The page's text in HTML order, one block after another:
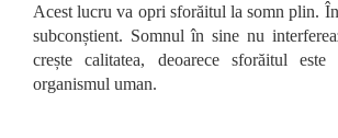
Acest lucru va opri sforăitul la somn plin.
subconștient. Somnul în sine nu
crește calitatea, deoarece sforăitul este
organismul uman.